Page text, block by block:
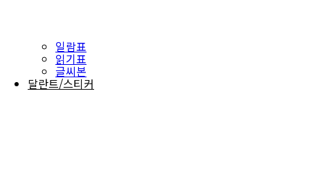
일람표
읽기표
글씨본
달란트/스티커